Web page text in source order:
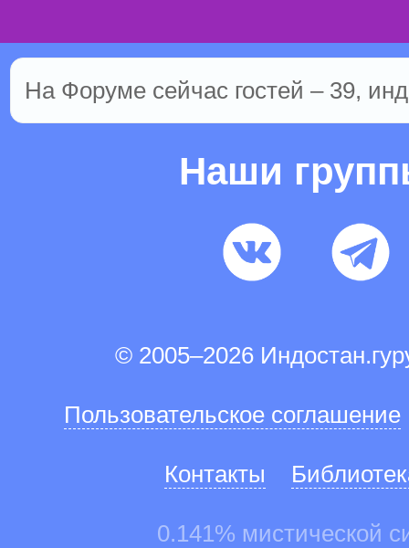
На Форуме сейчас гостей – 39,
Наши
© 2005–2026
Пользовательское соглашение
Контакты
0.141% мистической